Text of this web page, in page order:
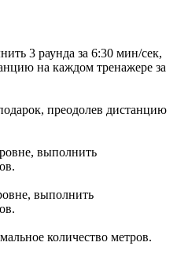
3 раунда за 6:30 мин/сек,
на каждом тренажере за
преодолев дистанцию
выполнить
выполнить
количество метров.